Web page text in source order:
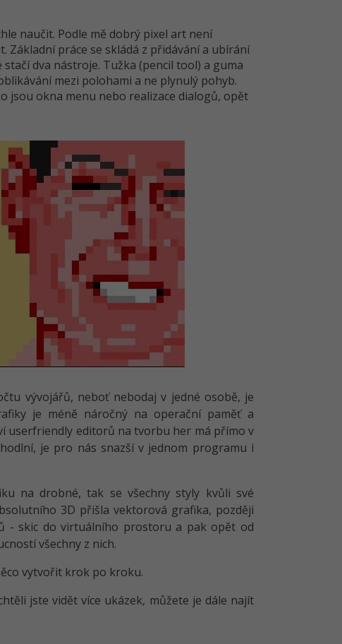
naučit. Podle mě dobrý pixel art není
Základní práce se skládá z přidávání a ubírání
dva nástroje. Tužka (pencil tool) a guma
mezi polohami a ne plynulý pohyb.
jsou okna menu nebo realizace dialogů, opět
vývojářů, neboť nebodaj v jedné osobě, je
je méně náročný na operační paměť a
userfriendly editorů na tvorbu her má přímo v
je pro nás snazší v jednom programu i
na drobné, tak se všechny styly kvůli své
3D přišla vektorová grafika, později
- skic do virtuálního prostoru a pak opět od
všechny z nich.
vytvořit krok po kroku.
jste vidět více ukázek, můžete je dále najít